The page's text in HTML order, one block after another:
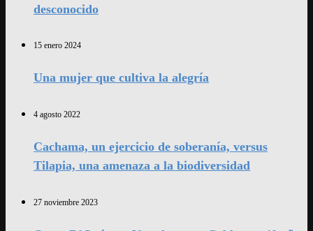
desconocido
15 enero 2024
Una mujer que cultiva la alegría
4 agosto 2022
Cachama, un ejercicio de soberanía, versus
Tilapia, una amenaza a la biodiversidad
27 noviembre 2023